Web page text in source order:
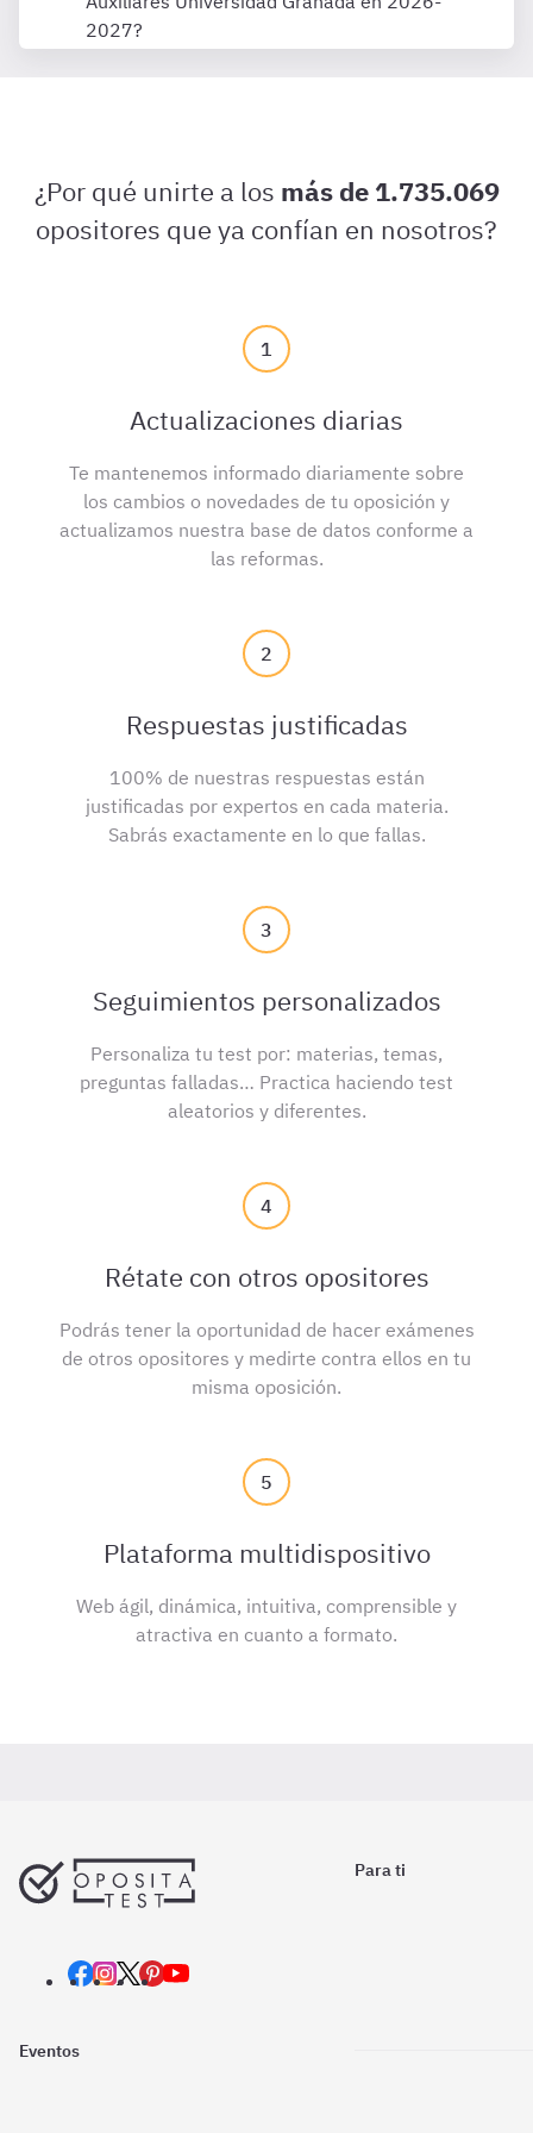
2027?
¿Por qué unirte a los más de 1.735.069
opositores que ya confían en nosotros?
1
Actualizaciones diarias
Te mantenemos informado diariamente sobre
los cambios o novedades de tu oposición y
actualizamos nuestra base de datos conforme a
las reformas.
2
Respuestas justificadas
100% de nuestras respuestas están
justificadas por expertos en cada materia.
Sabrás exactamente en lo que fallas.
3
Seguimientos personalizados
Personaliza tu test por: materias, temas,
preguntas falladas… Practica haciendo test
aleatorios y diferentes.
4
Rétate con otros opositores
Podrás tener la oportunidad de hacer exámenes
de otros opositores y medirte contra ellos en tu
misma oposición.
5
Plataforma multidispositivo
Web ágil, dinámica, intuitiva, comprensible y
atractiva en cuanto a formato.
Para ti
Eventos